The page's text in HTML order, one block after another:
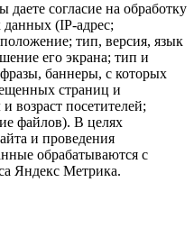
согласие на обработку
данных (IP-адрес;
тип, версия, язык
его экрана; тип и
баннеры, с которых
страниц и
возраст посетителей;
файлов). В целях
и проведения
обрабатываются с
Яндекс Метрика.